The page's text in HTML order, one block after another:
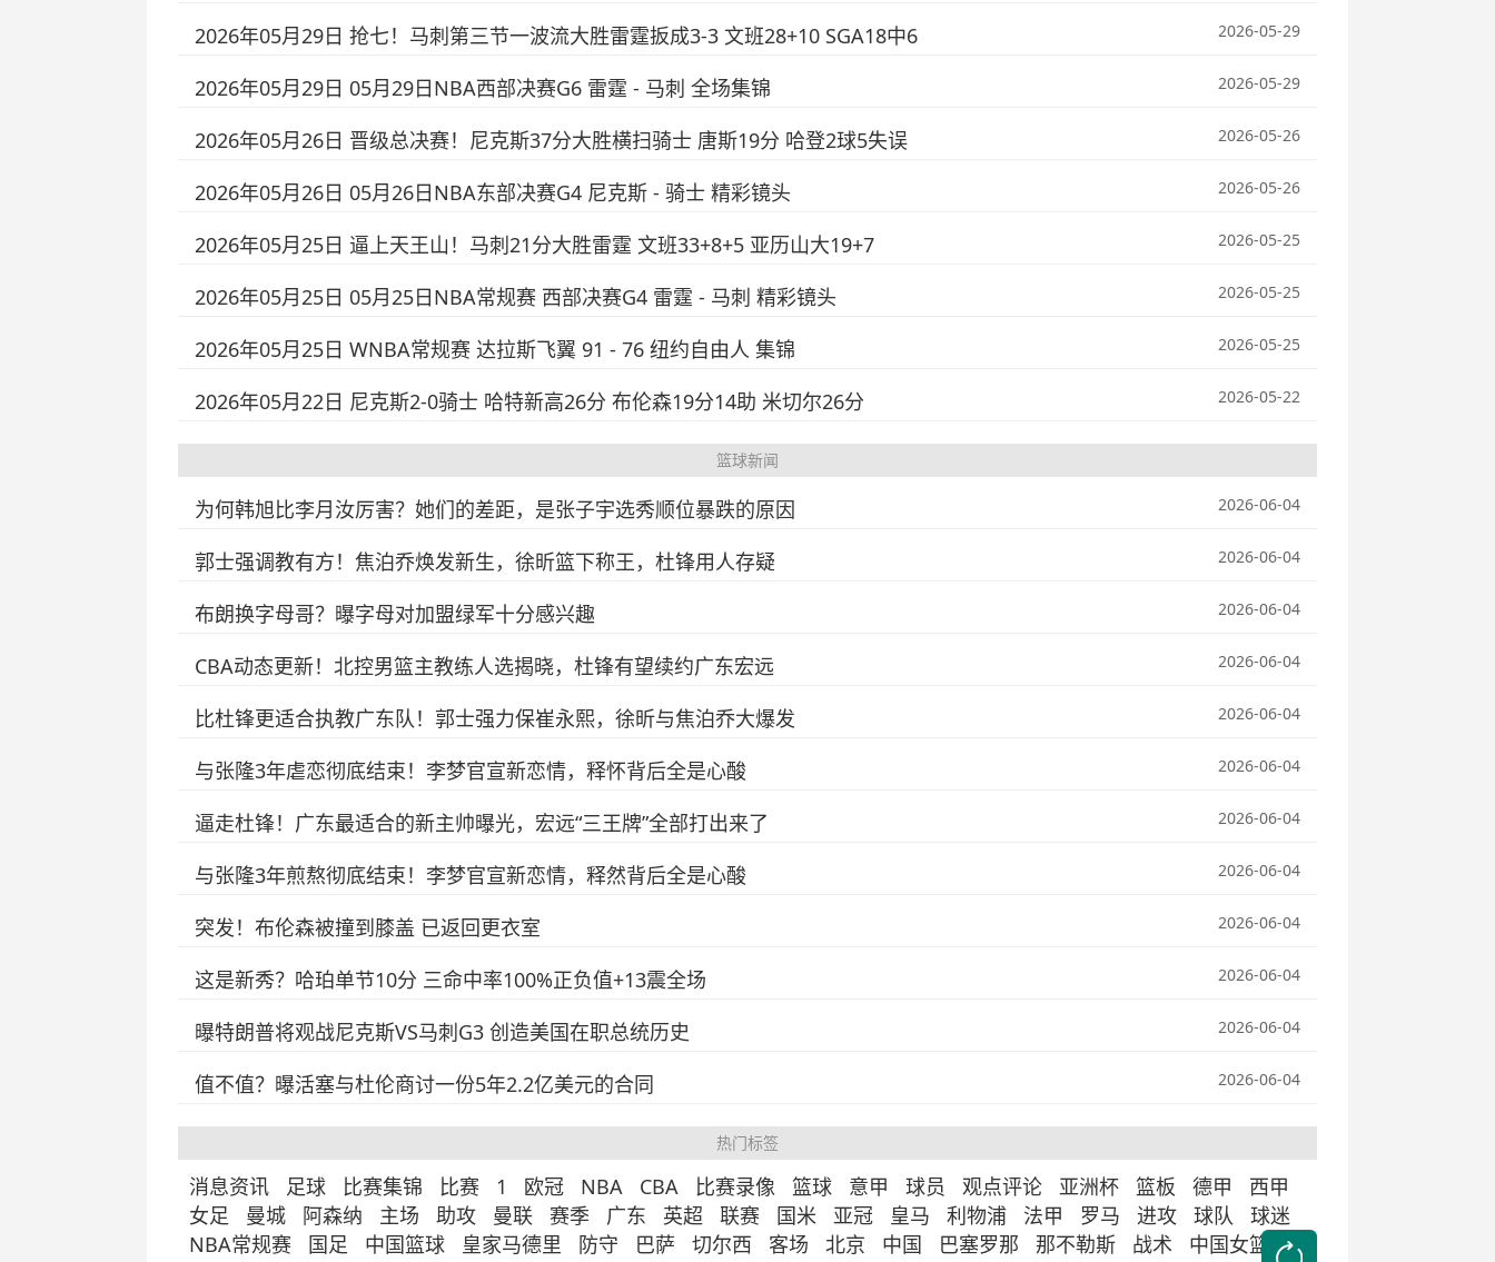
2026年05月29日 抢七！马刺第三节一波流大胜雷霆扳成3-3 文班28+10 SGA18中6 2026-05-29
2026年05月29日 05月29日NBA西部决赛G6 雷霆 - 马刺 全场集锦 2026-05-29
2026年05月26日 晋级总决赛！尼克斯37分大胜横扫骑士 唐斯19分 哈登2球5失误 2026-05-26
2026年05月26日 05月26日NBA东部决赛G4 尼克斯 - 骑士 精彩镜头 2026-05-26
2026年05月25日 逼上天王山！马刺21分大胜雷霆 文班33+8+5 亚历山大19+7 2026-05-25
2026年05月25日 05月25日NBA常规赛 西部决赛G4 雷霆 - 马刺 精彩镜头 2026-05-25
2026年05月25日 WNBA常规赛 达拉斯飞翼 91 - 76 纽约自由人 集锦 2026-05-25
2026年05月22日 尼克斯2-0骑士 哈特新高26分 布伦森19分14助 米切尔26分 2026-05-22
篮球新闻
为何韩旭比李月汝厉害？她们的差距，是张子宇选秀顺位暴跌的原因 2026-06-04
郭士强调教有方！焦泊乔焕发新生，徐昕篮下称王，杜锋用人存疑 2026-06-04
布朗换字母哥？曝字母对加盟绿军十分感兴趣 2026-06-04
CBA动态更新！北控男篮主教练人选揭晓，杜锋有望续约广东宏远 2026-06-04
比杜锋更适合执教广东队！郭士强力保崔永熙，徐昕与焦泊乔大爆发 2026-06-04
与张隆3年虐恋彻底结束！李梦官宣新恋情，释怀背后全是心酸 2026-06-04
逼走杜锋！广东最适合的新主帅曝光，宏远“三王牌”全部打出来了 2026-06-04
与张隆3年煎熬彻底结束！李梦官宣新恋情，释然背后全是心酸 2026-06-04
突发！布伦森被撞到膝盖 已返回更衣室 2026-06-04
这是新秀？哈珀单节10分 三命中率100%正负值+13震全场 2026-06-04
曝特朗普将观战尼克斯VS马刺G3 创造美国在职总统历史 2026-06-04
值不值？曝活塞与杜伦商讨一份5年2.2亿美元的合同 2026-06-04
热门标签
消息资讯 足球 比赛集锦 比赛 1 欧冠 NBA CBA 比赛录像 篮球 意甲 球员 观点评论 亚洲杯 篮板 德甲
西甲
女足
曼城 阿森纳 主场 助攻 曼联 赛季 广东 英超 联赛 国米 亚冠 皇马 利物浦 法甲 罗马 进攻 球队
球迷
NBA常规赛
国足 中国篮球 皇家马德里 防守 巴萨 切尔西 客场 北京 中国 巴塞罗那 那不勒斯 战术 中国女篮